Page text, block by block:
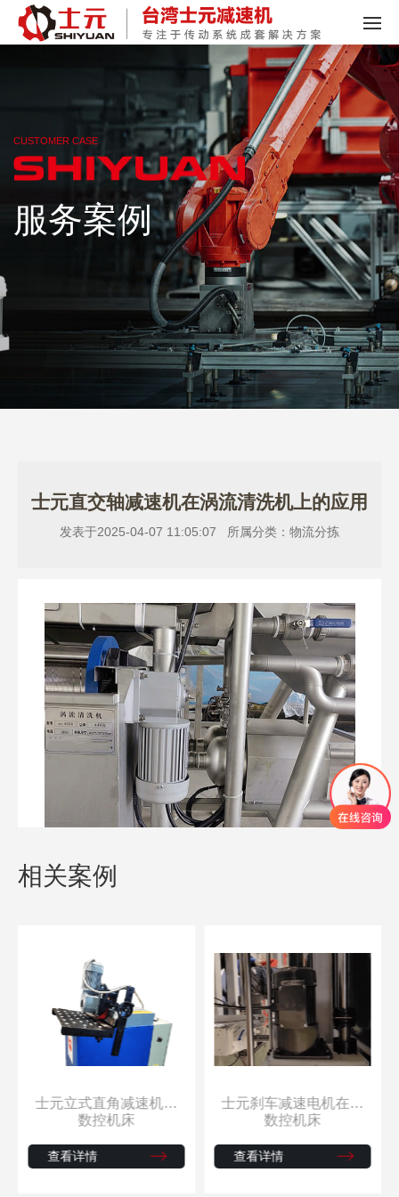
CUSTOMER CASE
服务案例
士元直交轴减速机在涡流清洗机上的应用
发表于2025-04-07 11:05:07 所属分类：物流分拣
相关案例
士元立式直角减速机在
管道坡口机上的应用
数控机床
查看详情
士元刹车减速电机在皮
带机输送上的应用
数控机床
查看详情